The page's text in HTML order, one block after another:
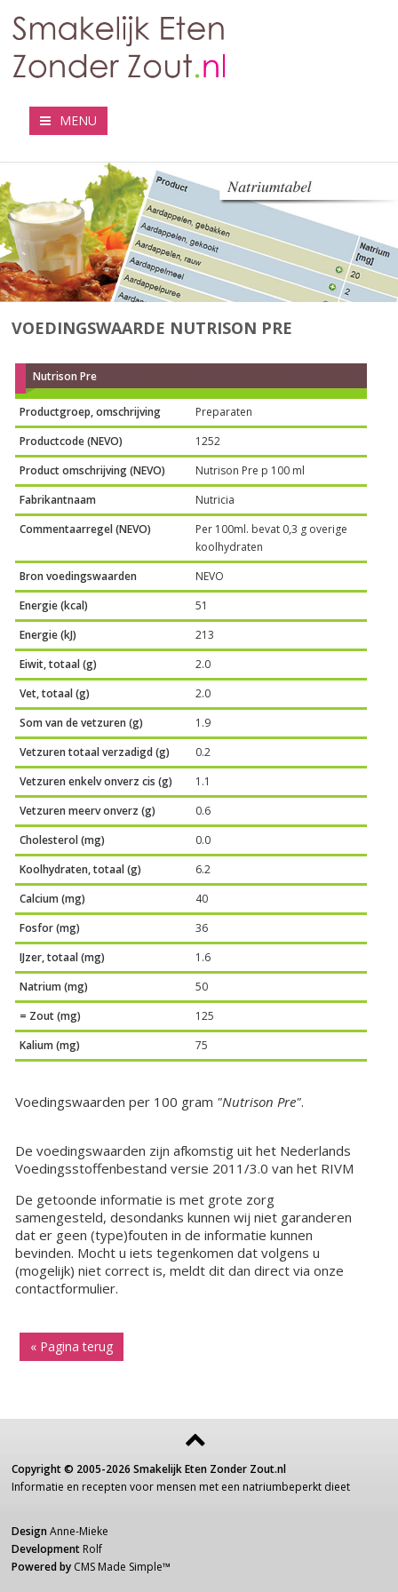
MENU
VOEDINGSWAARDE NUTRISON PRE
Nutrison Pre
Productgroep, omschrijving
Preparaten
Productcode (NEVO)
1252
Product omschrijving (NEVO)
Nutrison Pre p 100 ml
Fabrikantnaam
Nutricia
Commentaarregel (NEVO)
Per 100ml. bevat 0,3 g overige
koolhydraten
Bron voedingswaarden
NEVO
Energie (kcal)
51
Energie (kJ)
213
Eiwit, totaal (g)
2.0
Vet, totaal (g)
2.0
Som van de vetzuren (g)
1.9
Vetzuren totaal verzadigd (g)
0.2
Vetzuren enkelv onverz cis (g)
1.1
Vetzuren meerv onverz (g)
0.6
Cholesterol (mg)
0.0
Koolhydraten, totaal (g)
6.2
Calcium (mg)
40
Fosfor (mg)
36
IJzer, totaal (mg)
1.6
Natrium (mg)
50
= Zout (mg)
125
Kalium (mg)
75
Voedingswaarden per 100 gram "Nutrison Pre".
De voedingswaarden zijn afkomstig uit het Nederlands
Voedingsstoffenbestand versie 2011/3.0 van het RIVM
De getoonde informatie is met grote zorg
samengesteld, desondanks kunnen wij niet garanderen
dat er geen (type)fouten in de informatie kunnen
bevinden. Mocht u iets tegenkomen dat volgens u
(mogelijk) niet correct is, meldt dit dan direct via onze
contactformulier.
« Pagina terug
Copyright © 2005-2026 Smakelijk Eten Zonder Zout.nl
Informatie en recepten voor mensen met een natriumbeperkt dieet
Design Anne-Mieke
Development Rolf
Powered by CMS Made Simple™